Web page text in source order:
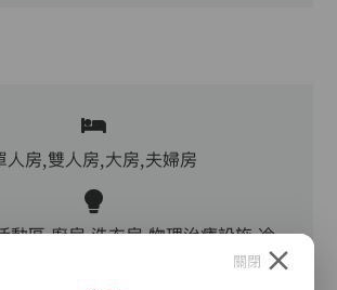
人房,雙人房,大房,夫婦房
動區,廚房,洗衣房,物理治療設施,冷
關閉